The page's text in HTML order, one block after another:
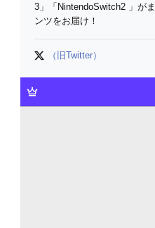
3」「NintendoSwitch2 」が
ンツをお届け！
（旧Twitter）